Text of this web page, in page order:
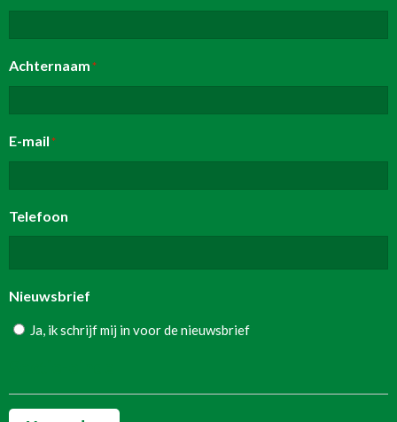
Achternaam*
E-mail*
Telefoon
Nieuwsbrief
Ja, ik schrijf mij in voor de nieuwsbrief